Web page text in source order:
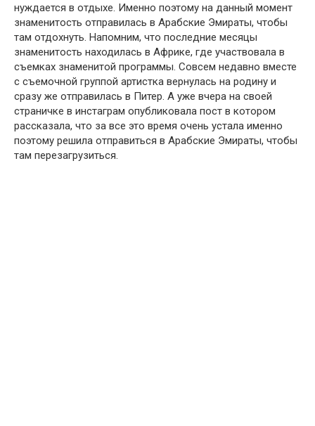
нуждается в отдыхе. Именно поэтому на данный момент
знаменитость отправилась в Арабские Эмираты, чтобы
там отдохнуть. Напомним, что последние месяцы
знаменитость находилась в Африке, где участвовала в
съемках знаменитой программы. Совсем недавно вместе
с съемочной группой артистка вернулась на родину и
сразу же отправилась в Питер. А уже вчера на своей
страничке в инстаграм опубликовала пост в котором
рассказала, что за все это время очень устала именно
поэтому решила отправиться в Арабские Эмираты, чтобы
там перезагрузиться.